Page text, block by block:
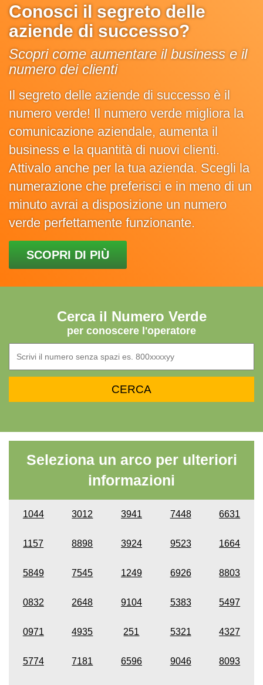
Conosci il segreto delle
aziende di successo?
Scopri come aumentare il business e il
numero dei clienti
Il segreto delle aziende di successo è il
numero verde! Il numero verde migliora la
comunicazione aziendale, aumenta il
business e la quantità di nuovi clienti.
Attivalo anche per la tua azienda. Scegli la
numerazione che preferisci e in meno di un
minuto avrai a disposizione un numero
verde perfettamente funzionante.
SCOPRI DI PIÙ
Cerca il Numero Verde
per conoscere l'operatore
Seleziona un arco per ulteriori
informazioni
1044 3012 3941 7448 6631
1157 8898 3924 9523 1664
5849 7545 1249 6926 8803
0832 2648 9104 5383 5497
0971 4935 251 5321 4327
5774 7181 6596 9046 8093